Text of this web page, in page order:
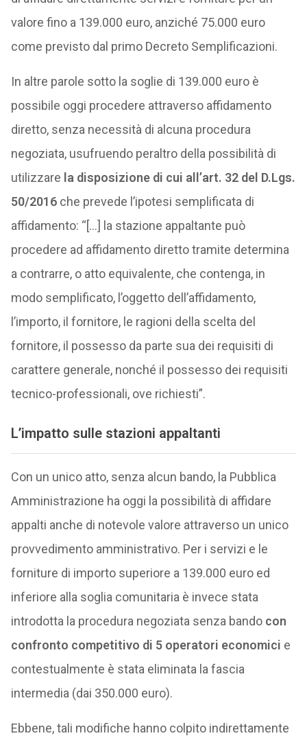
valore fino a 139.000 euro, anziché 75.000 euro
come previsto dal primo Decreto Semplificazioni.
In altre parole sotto la soglie di 139.000 euro è
possibile oggi procedere attraverso affidamento
diretto, senza necessità di alcuna procedura
negoziata, usufruendo peraltro della possibilità di
utilizzare la disposizione di cui all’art. 32 del D.Lgs.
50/2016che prevede l’ipotesi semplificata di
affidamento: “[…] la stazione appaltante può
procedere ad affidamento diretto tramite determina
a contrarre, o atto equivalente, che contenga, in
modo semplificato, l’oggetto dell’affidamento,
l’importo, il fornitore, le ragioni della scelta del
fornitore, il possesso da parte sua dei requisiti di
carattere generale, nonché il possesso dei requisiti
tecnico-professionali, ove richiesti”.
L’impatto sulle stazioni appaltanti
Con un unico atto, senza alcun bando, la Pubblica
Amministrazione ha oggi la possibilità di affidare
appalti anche di notevole valore attraverso un unico
provvedimento amministrativo. Per i servizi e le
forniture di importo superiore a 139.000 euro ed
inferiore alla soglia comunitaria è invece stata
introdotta la procedura negoziata senza bando con
confronto competitivo di 5 operatori economici e
contestualmente è stata eliminata la fascia
intermedia (dai 350.000 euro).
Ebbene, tali modifiche hanno colpito indirettamente